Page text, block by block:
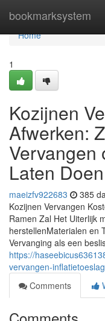
bookmarksystem
Home
Home
1
Kozijnen
Afwerken:
Vervangen
Laten Doen
maeizfv922683 385
Kozijnen Vervangen
Ramen Zal Het Uiterlijk
herstellenMaterialen en
Vervanging als een
https://
vervangen-
Comments